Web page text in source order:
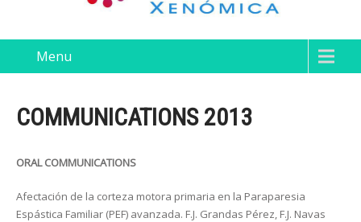
Menu
COMMUNICATIONS 2013
ORAL COMMUNICATIONS
Afectación de la corteza motora primaria en la Paraparesia
Espástica Familiar (PEF) avanzada. F.J. Grandas Pérez, F.J. Navas